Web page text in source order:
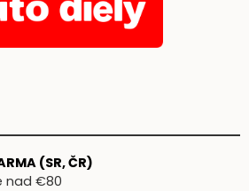
(SR, ČR)
nad €80